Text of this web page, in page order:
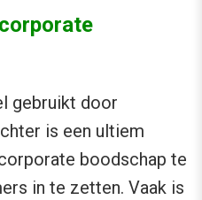
gebruikt door
is een ultiem
boodschap te
in te zetten. Vaak is